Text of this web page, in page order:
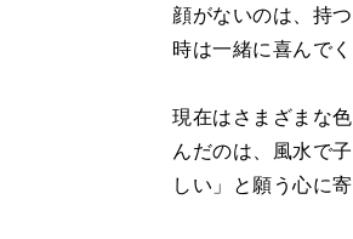
顔がないのは、持
時は⼀緒に喜んで
現在はさまざまな
んだのは、風水で
しい」と願う心に